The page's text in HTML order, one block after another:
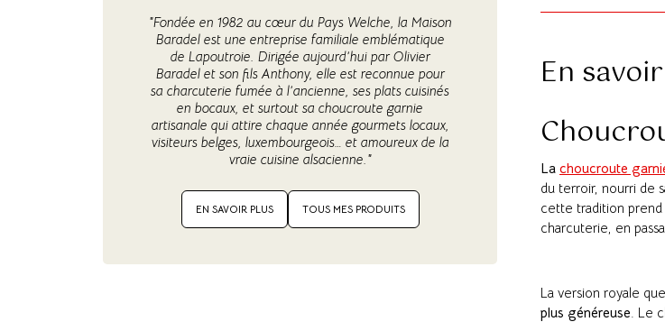
"Fondée en 1982 au cœur du Pays Welche, la Maison
Baradel est une entreprise familiale emblématique
de Lapoutroie. Dirigée aujourd’hui par Olivier
Baradel et son fils Anthony, elle est reconnue pour
sa charcuterie fumée à l’ancienne, ses plats cuisinés
en bocaux, et surtout sa choucroute garnie
artisanale qui attire chaque année gourmets locaux,
visiteurs belges, luxembourgeois… et amoureux de la
vraie cuisine alsacienne."
EN SAVOIR PLUS TOUS MES PRODUITS
En
La choucroute
du terroir, nourri de
cette tradition
charcuterie, en
La version royale
plus généreuse. Le